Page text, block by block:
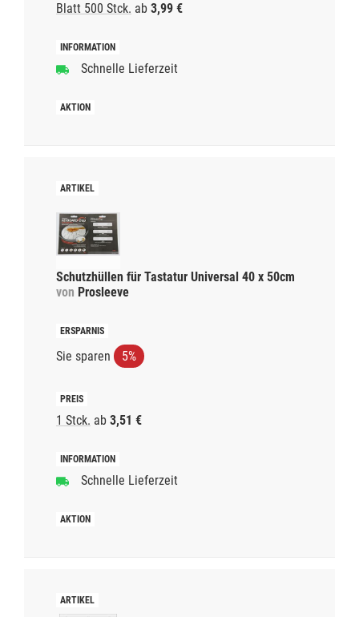
Blatt 500 Stck. ab 3,99 €
Schnelle Lieferzeit
Schutzhüllen für Tastatur Universal 40 x 50cm
von Prosleeve
Sie sparen 5%
1 Stck. ab 3,51 €
Schnelle Lieferzeit